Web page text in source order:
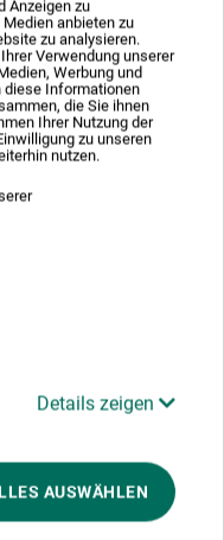
Anzeigen zu
anbieten zu
zu analysieren.
Verwendung unserer
Werbung und
diese Informationen
die Sie ihnen
Ihrer Nutzung der
zu unseren
nutzen.
Details zeigen
AUSWÄHLEN